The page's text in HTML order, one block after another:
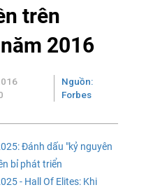
trên
2016
Nguồn:
Forbes
Đánh dấu "kỷ nguyên
bỉ phát triển
- Hall Of Elites: Khi